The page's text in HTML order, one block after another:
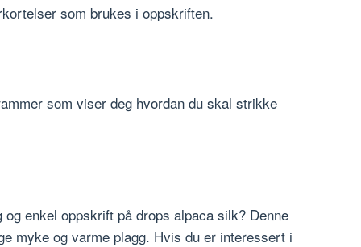
som brukes i oppskriften.
som viser deg hvordan du skal strikke
enkel oppskrift på drops alpaca silk? Denne
myke og varme plagg. Hvis du er interessert i